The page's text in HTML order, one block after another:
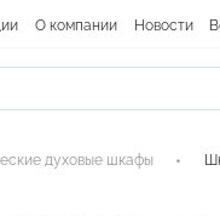
О компании Новости
духовые шкафы